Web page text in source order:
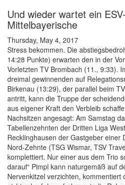
Und wieder wartet ein
Mittelbayerische
Thursday, May 4, 2017
Stress bekommen. Die
14:28 Punkte) erwarten den in der
Vorletzten TV Brombach (11., 9:33).
dreimal gewinnenden auf
Birkenau (13:29), der parallel beim
antritt, kann die Truppe der
aus eigener Kraft den Verbleib
Nachsitzen angesagt: Am Samstag
Tabellenzehnten der Dritten Liga
Recklinghausen der Gastgeber einer
Nord-Zehnte (TSG Wismar, TSV
komplettiert. Nur einer aus dem Trio
darauf“ Pimpl kann naturgemäß auf
Nervenkitzel verzichten, kommentiert